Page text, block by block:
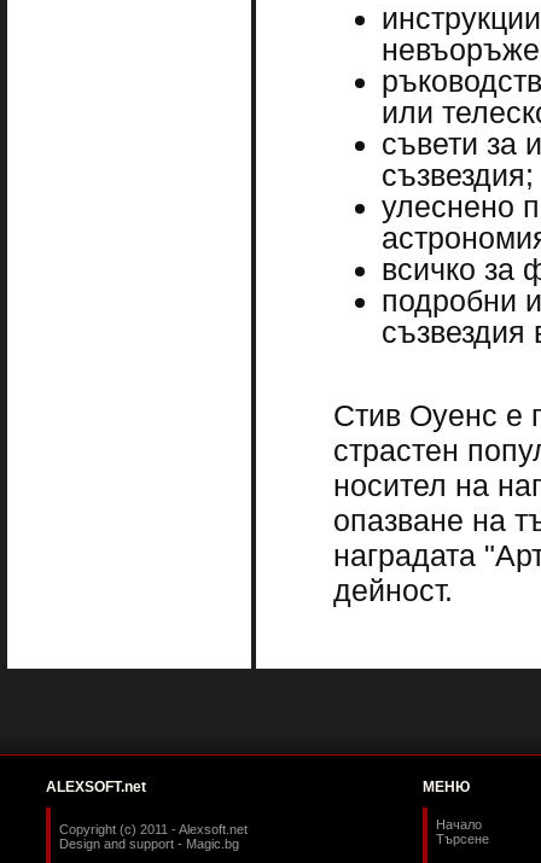
или
съвети за
съзвездия;
улеснено
всичко за
подробни
съзвездия
Стив Оуенс е
страстен
носител на
опазване на
наградата
дейност.
ALEXSOFT.net
Copyright (c) 2011 - Alexsoft.net
Design and support - Magic.bg
МЕНЮ
Начало
Търсене